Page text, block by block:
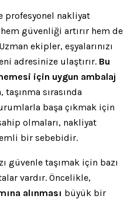
profesyonel nakliyat
güvenliği artırır hem de
ekipler, eşyalarınızı
adresinize ulaştırır. Bu
için uygun ambalaj
taşınma sırasında
başa çıkmak için
olmaları, nakliyat
bir sebebidir.
güvenle taşımak için bazı
vardır. Öncelikle,
alınması büyük bir